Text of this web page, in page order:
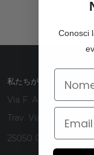
私たちがどこにいるのか
Via F. Arrigoni 1
Trav. Via Manzoni
25050 Ome (BS)-
Conosci
Name
Email